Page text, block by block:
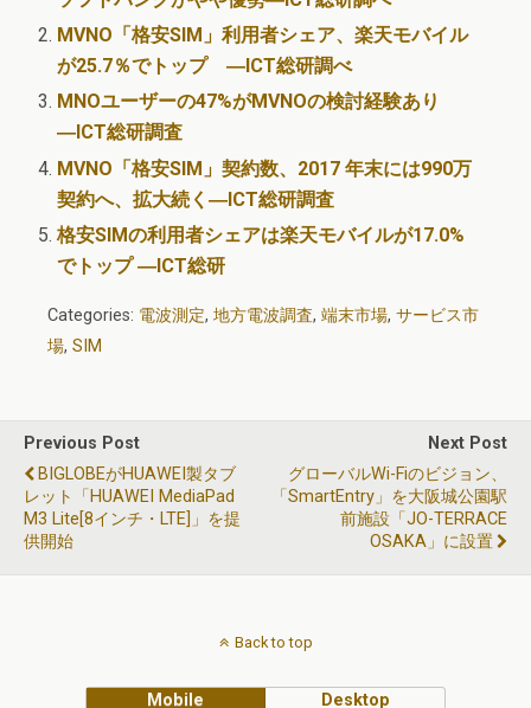
MVNO「格安SIM」利用者シェア、楽天モバイル
が25.7％でトップ ―ICT総研調べ
MNOユーザーの47%がMVNOの検討経験あり
―ICT総研調査
MVNO「格安SIM」契約数、2017 年末には990万
契約へ、拡大続く―ICT総研調査
格安SIMの利用者シェアは楽天モバイルが17.0%
でトップ ―ICT総研
Categories: 電波測定, 地方電波調査, 端末市場, サービス市
場, SIM
Previous Post
BIGLOBEがHUAWEI製タブ
レット「HUAWEI MediaPad
M3 Lite[8インチ・LTE]」を提
供開始
Next Post
グローバルWi-Fiのビジョン、
「SmartEntry」を大阪城公園駅
前施設「JO-TERRACE
OSAKA」に設置
Back to top
Mobile Desktop